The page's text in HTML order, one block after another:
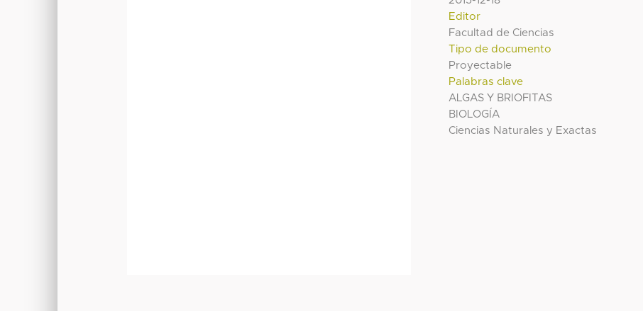
Editor
Facultad de Ciencias
Tipo de documento
Proyectable
Palabras clave
ALGAS Y BRIOFITAS
BIOLOGÍA
Ciencias Naturales y Exactas